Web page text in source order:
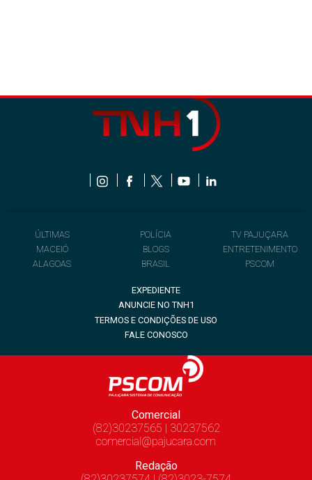
ÚLTIMAS
MACEIÓ
ALAGOAS
POLÍCIA
BLOGS
BRASIL
TV PAJUÇARA
ENTRETENIMENTO
PSCOM
EXPEDIENTE
ANUNCIE NO TNH1
TERMOS E CONDIÇÕES DE USO
FALE CONOSCO
Comercial
(82)30237565 | 30237562
comercial@pajucara.com
Redação